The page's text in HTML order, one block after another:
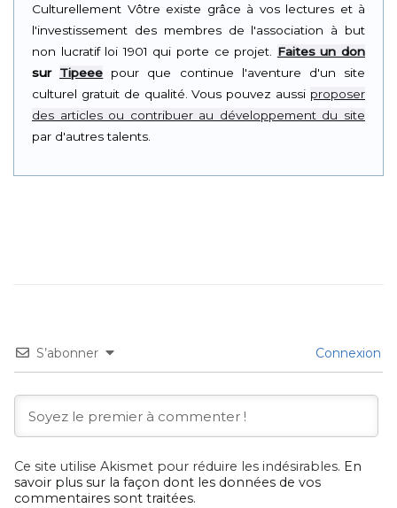
Culturellement Vôtre existe grâce à vos lectures et à
l'investissement des membres de l'association à but
non lucratif loi 1901 qui porte ce projet. Faites un don
sur Tipeee pour que continue l'aventure d'un site
culturel gratuit de qualité. Vous pouvez aussi proposer
des articles ou contribuer au développement du site
par d'autres talents.
S’abonner Connexion
Ce site utilise Akismet pour réduire les indésirables. En
savoir plus sur la façon dont les données de vos
commentaires sont traitées.